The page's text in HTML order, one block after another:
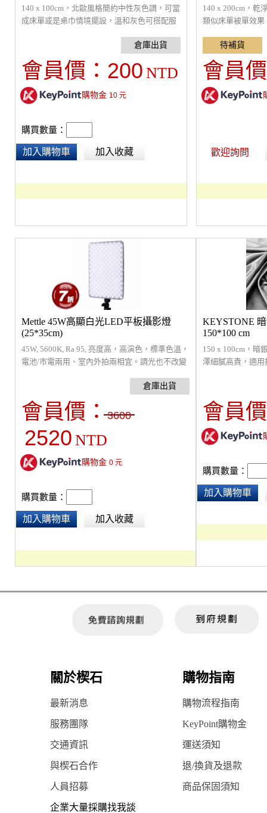
140 x 100cm，北歐風格簡約中性灰色調，可當
成床單或是桌巾情境擺設，溫和灰色可搭配服
水、服飾、美食或是DIY手作商品
會員價： 200 NTD
購物金 10元
購買數量：
加入購物車 加入收藏
140 x 200cm，乾
類似床單被單效
會員
歡迎詢問
Mettle 45W高顯白光LED平板攝影燈
(25*35cm)
45W, 5600K, Ra 95, 亮度高，高演色，標準色溫，
電池/市電兩用、室內外拍兩相宜。調光也不改變
會員價：3600
2520 NTD
購物金 0元
購買數量：
加入購物車 加入收藏
KEYSTONE
150*100 cm
150 x 100cm，暗
澤細膩高貴，適
會員
購買數量：
加入購物車
關於楔石 購物指南
最新消息 購物流程指南
服務團隊 KeyPoint購物金
交通資訊 運送須知
與楔石合作 退/換貨及退款
人員招募 商品保固須知
企業大量採購找我談